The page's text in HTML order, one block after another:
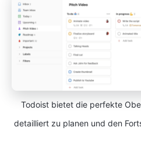
Todoist bietet die perfekte
detailliert zu planen und den